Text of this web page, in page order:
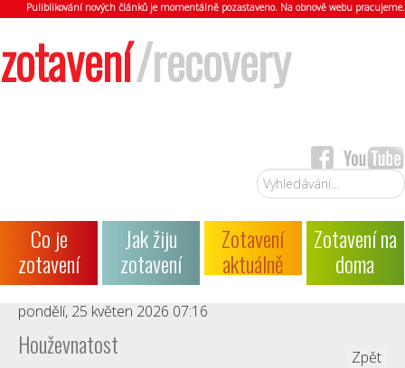
Puliblikování nových článků je momentálně pozastaveno. Na obnově webu pracujeme.
zotavení/recovery
Vyhledávání...
Co je
zotavení
Jak žiju
zotavení
Zotavení
aktuálně
Zotavení na
doma
pondělí, 25 květen 2026 07:16
Houževnatost
Zpět